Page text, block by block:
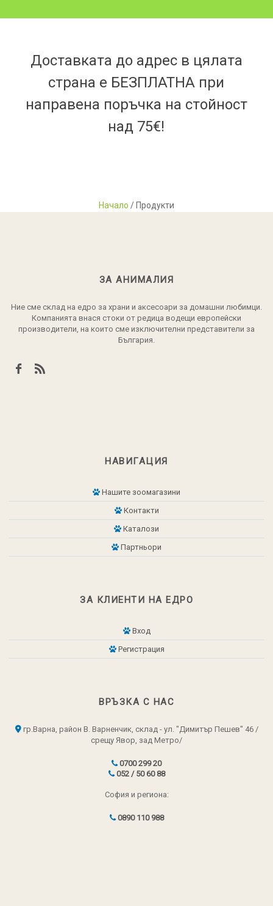
Доставката до адрес в цялата
страна е БЕЗПЛАТНА при
направена поръчка на стойност
над 75€!
Начало / Продукти
ЗА АНИМАЛИЯ
Ние сме склад на едро за храни и аксесоари за домашни любимци.
Компанията внася стоки от редица водещи европейски
производители, на които сме изключителни представители за
България.
НАВИГАЦИЯ
Нашите зоомагазини
Контакти
Каталози
Партньори
ЗА КЛИЕНТИ НА ЕДРО
Вход
Регистрация
ВРЪЗКА С НАС
гр.Варна, район В. Варненчик, склад - ул. "Димитър Пешев" 46 /
срещу Явор, зад Метро/
0700 299 20
052 / 50 60 88
София и региона:
0890 110 988